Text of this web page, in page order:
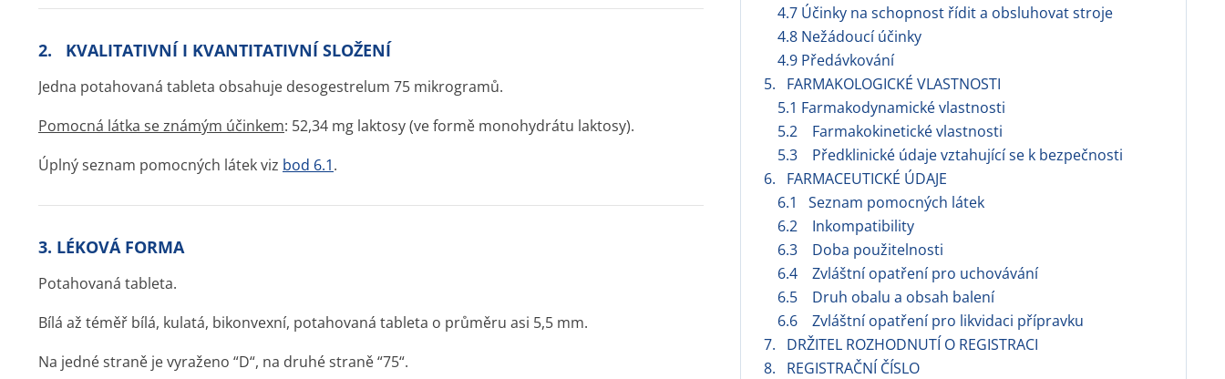
4.7 Účinky na schopnost řídit a obsluhovat stroje
4.8 Nežádoucí účinky
4.9 Předávkování
5. FARMAKOLOGICKÉ VLASTNOSTI
5.1 Farmakodynamické vlastnosti
5.2 Farmakokinetické vlastnosti
5.3 Předklinické údaje vztahující se k bezpečnosti
6. FARMACEUTICKÉ ÚDAJE
6.1 Seznam pomocných látek
6.2 Inkompatibility
6.3 Doba použitelnosti
6.4 Zvláštní opatření pro uchovávání
6.5 Druh obalu a obsah balení
6.6 Zvláštní opatření pro likvidaci přípravku
7. DRŽITEL ROZHODNUTÍ O REGISTRACI
8. REGISTRAČNÍ ČÍSLO
2. KVALITATIVNÍ I KVANTITATIVNÍ SLOŽENÍ
Jedna potahovaná tableta obsahuje desogestrelum 75 mikrogramů.
Pomocná látka se známým účinkem: 52,34 mg laktosy (ve formě monohydrátu laktosy).
Úplný seznam pomocných látek viz bod 6.1.
3. LÉKOVÁ FORMA
Potahovaná tableta.
Bílá až téměř bílá, kulatá, bikonvexní, potahovaná tableta o průměru asi 5,5 mm.
Na jedné straně je vyraženo “D“, na druhé straně “75“.